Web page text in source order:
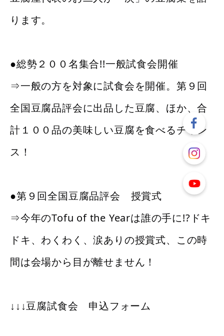
ります。
●総勢２００名集合!!一般試食会開催
⇒一般の方を対象に試食会を開催。第９回
全国豆腐品評会に出品した豆腐、ほか、合
計１００品の美味しい豆腐を食べるチャン
ス！
●第９回全国豆腐品評会 授賞式
⇒今年のTofu of the Yearは誰の手に!?ドキ
ドキ、わくわく、涙ありの授賞式、この時
間は会場から目が離せません！
↓↓↓豆腐試食会 申込フォーム